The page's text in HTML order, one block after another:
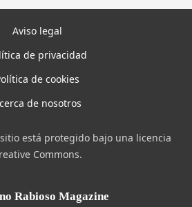
Aviso legal
de privacidad
de cookies
de nosotros
está protegido bajo una licencia
Commons.
Rabioso Magazine